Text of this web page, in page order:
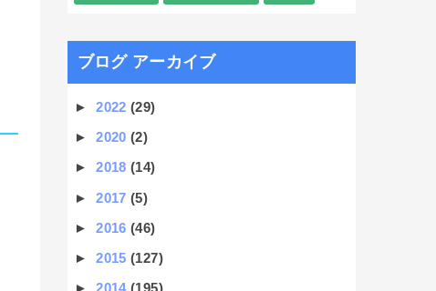
ブログ アーカイブ
►2022(29)
►2020(2)
►2018(14)
►2017(5)
►2016(46)
►2015(127)